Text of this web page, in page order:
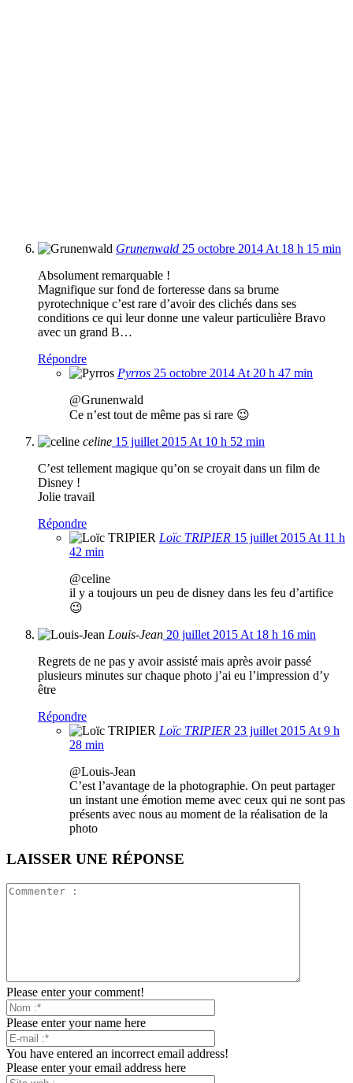
Grunenwald 25 octobre 2014 At 18 h 15 min
Absolument remarquable !
Magnifique sur fond de forteresse dans sa brume
pyrotechnique c’est rare d’avoir des clichés dans ses
conditions ce qui leur donne une valeur particulière Bravo
avec un grand B…
Répondre
Pyrros 25 octobre 2014 At 20 h 47 min
@Grunenwald
Ce n’est tout de même pas si rare 😉
celine 15 juillet 2015 At 10 h 52 min
C’est tellement magique qu’on se croyait dans un film de
Disney !
Jolie travail
Répondre
Loïc TRIPIER 15 juillet 2015 At 11 h
42 min
@celine
il y a toujours un peu de disney dans les feu d’artifice
😉
Louis-Jean 20 juillet 2015 At 18 h 16 min
Regrets de ne pas y avoir assisté mais après avoir passé
plusieurs minutes sur chaque photo j’ai eu l’impression d’y
être
Répondre
Loïc TRIPIER 23 juillet 2015 At 9 h
28 min
@Louis-Jean
C’est l’avantage de la photographie. On peut partager
un instant une émotion meme avec ceux qui ne sont pas
présents avec nous au moment de la réalisation de la
photo
LAISSER UNE RÉPONSE
Please enter your comment!
Please enter your name here
You have entered an incorrect email address!
Please enter your email address here